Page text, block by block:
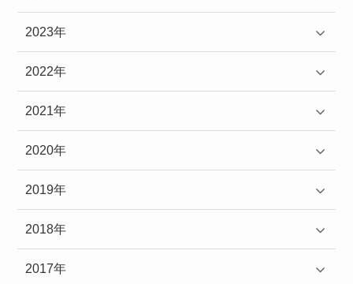
2023年
2022年
2021年
2020年
2019年
2018年
2017年